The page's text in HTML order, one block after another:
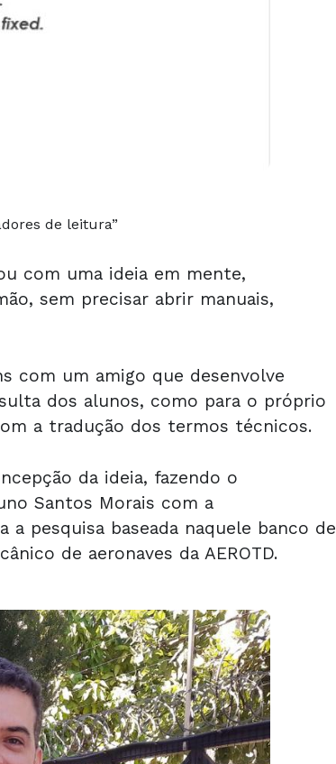
de leitura”
com uma ideia em mente,
sem precisar abrir manuais,
com um amigo que desenvolve
dos alunos, como para o próprio
a tradução dos termos técnicos.
da ideia, fazendo o
Santos Morais com a
pesquisa baseada naquele banco de
de aeronaves da AEROTD.